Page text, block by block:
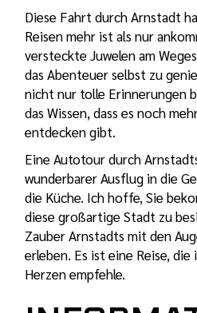
Diese Fahrt durch Arnstadt
Reisen mehr ist als nur
versteckte Juwelen am
das Abenteuer selbst zu
nicht nur tolle Erinnerungen
das Wissen, dass es noch
entdecken gibt.
Eine Autotour durch
wunderbarer Ausflug in die
die Küche. Ich hoffe, Sie
diese großartige Stadt zu
Zauber Arnstadts mit den
erleben. Es ist eine Reise,
Herzen empfehle.